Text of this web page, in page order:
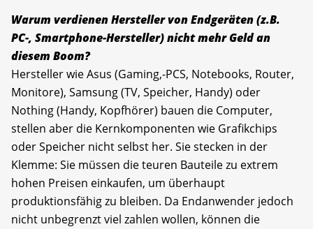
Warum verdienen Hersteller von Endgeräten (z.B.
PC-, Smartphone-Hersteller) nicht mehr Geld an
diesem Boom?
Hersteller wie Asus (Gaming,-PCS, Notebooks, Router,
Monitore), Samsung (TV, Speicher, Handy) oder
Nothing (Handy, Kopfhörer) bauen die Computer,
stellen aber die Kernkomponenten wie Grafikchips
oder Speicher nicht selbst her. Sie stecken in der
Klemme: Sie müssen die teuren Bauteile zu extrem
hohen Preisen einkaufen, um überhaupt
produktionsfähig zu bleiben. Da Endanwender jedoch
nicht unbegrenzt viel zahlen wollen, können die